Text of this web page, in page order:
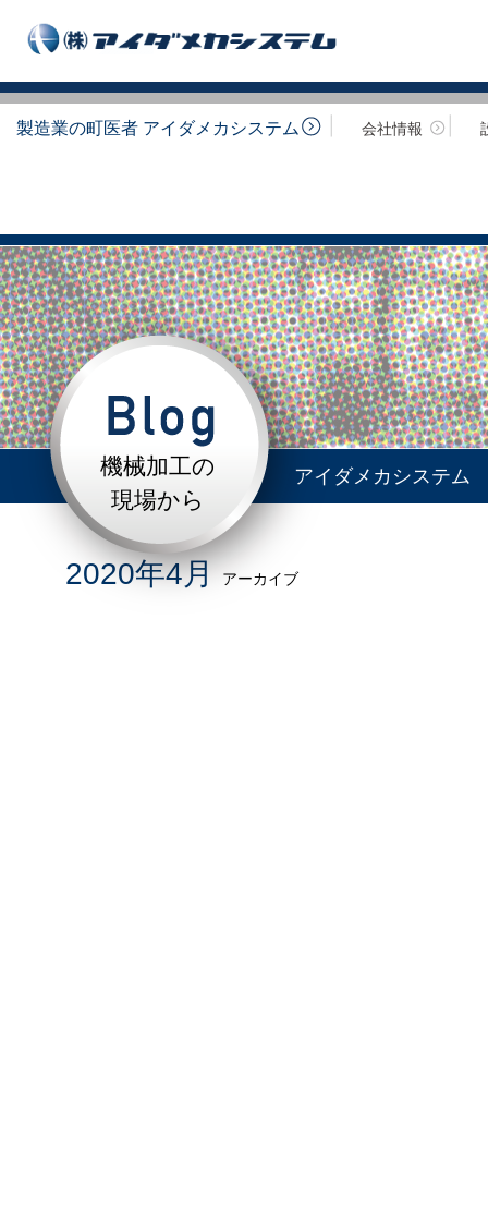
製造業の町医者 アイダメカシステム 会社情報
機械加工の
現場から
アイダメカシステム
2020年4月アーカイブ